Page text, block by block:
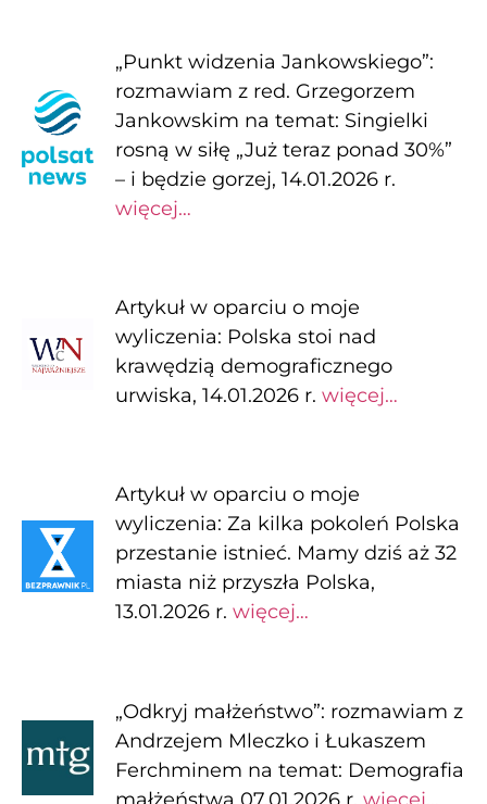
„Punkt widzenia Jankowskiego”:
rozmawiam z red. Grzegorzem
Jankowskim na temat: Singielki
rosną w siłę „Już teraz ponad 30%”
– i będzie gorzej, 14.01.2026 r.
więcej…
Artykuł w oparciu o moje
wyliczenia: Polska stoi nad
krawędzią demograficznego
urwiska, 14.01.2026 r. więcej…
Artykuł w oparciu o moje
wyliczenia: Za kilka pokoleń Polska
przestanie istnieć. Mamy dziś aż 32
miasta niż przyszła Polska,
13.01.2026 r. więcej…
„Odkryj małżeństwo”: rozmawiam z
Andrzejem Mleczko i Łukaszem
Ferchminem na temat: Demografia